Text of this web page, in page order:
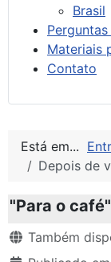
Brasil
Materiais
Contato
Está em...
Depois de
"Para o
Detalhes
Também